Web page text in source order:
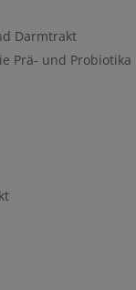
Darmtrakt
Prä- und Probiotika